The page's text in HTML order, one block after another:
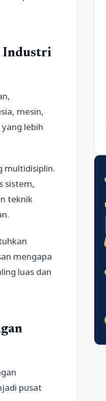
Industri
mesin,
lebih
multidisiplin.
sistem,
teknik
mengapa
luas dan
pusat